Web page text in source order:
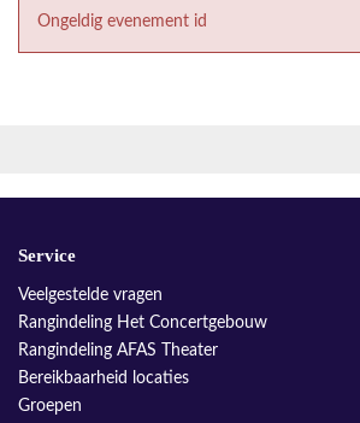
Ongeldig evenement id
Service
Veelgestelde vragen
Rangindeling Het Concertgebouw
Rangindeling AFAS Theater
Bereikbaarheid locaties
Groepen